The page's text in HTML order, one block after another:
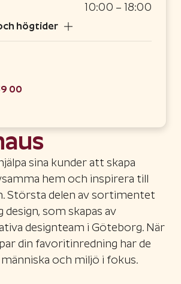
sina kunder att skapa
hem och inspirera till
Största delen av sortimentet
design, som skapas av
designteam i Göteborg. När
din favoritinredning har de
och miljö i fokus.
10:00 – 18:00
högtider
00